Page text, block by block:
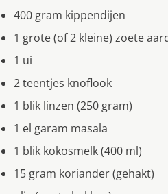
400 gram kippendijen
1 grote (of 2 kleine) zoete
1 ui
2 teentjes knoflook
1 blik linzen (250 gram)
1 el garam masala
1 blik kokosmelk (400 ml)
15 gram koriander (gehakt)